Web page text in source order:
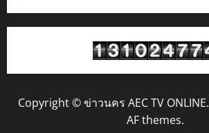
Copyright © ข่าวนคร AEC TV ONLINE.
AF themes.